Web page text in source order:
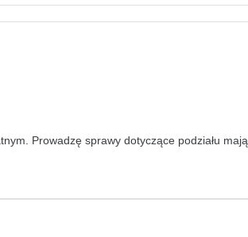
Prowadzę sprawy dotyczące podziału